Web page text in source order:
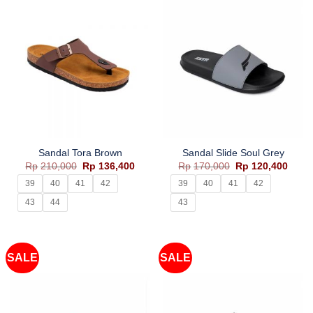
Sandal Tora Brown
Rp 210,000
Harga
aslinya
adalah:
Rp210,000.
Rp 136,400Harga
Rp136,400.
39 40 41
42
43
44
Sandal Slide Soul Grey
Rp 170,000
Harga
aslinya
adalah:
Rp170,000.
Rp 120,400
39 40 41
42
43
SALE SALE